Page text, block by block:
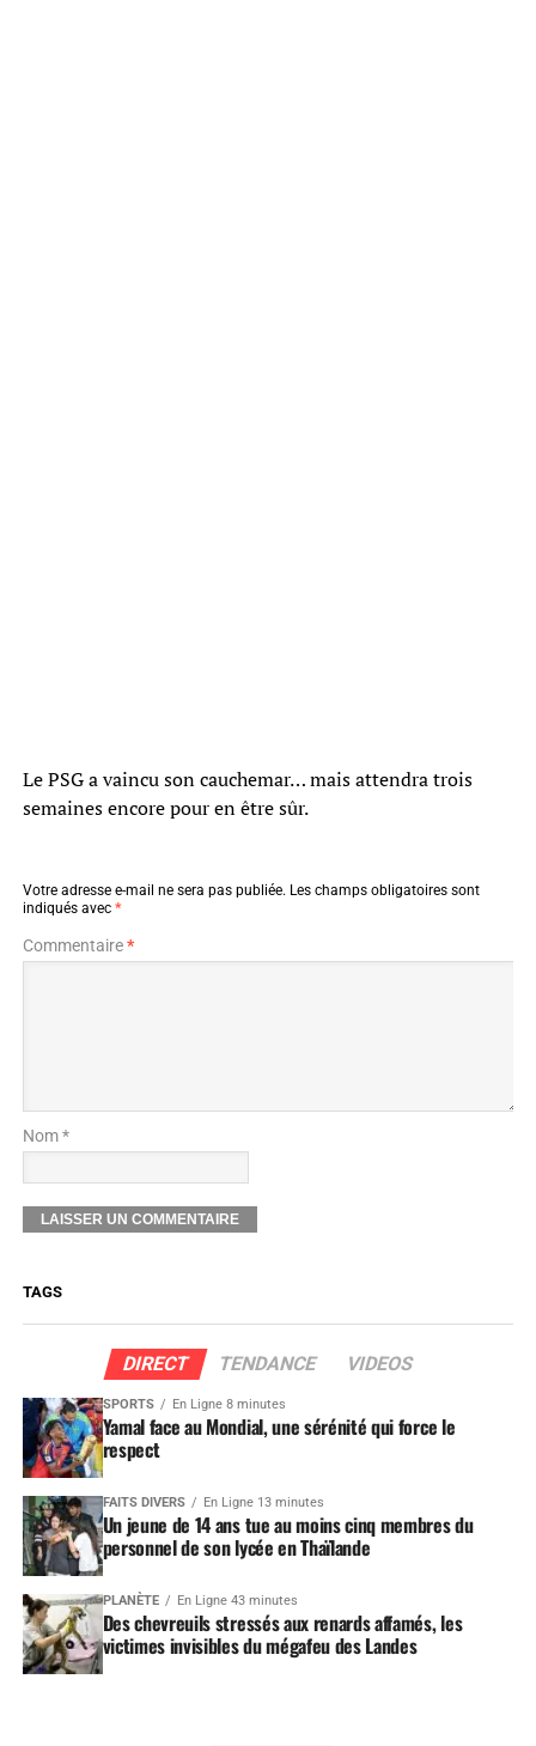
Le PSG a vaincu son cauchemar… mais attendra trois
semaines encore pour en être sûr.
Votre adresse e-mail ne sera pas publiée. Les champs obligatoires sont
indiqués avec *
Commentaire*
Nom *
TAGS
DIRECT TENDANCE VIDEOS
SPORTS En Ligne 8 minutes
Yamal face au Mondial, une sérénité qui force le
respect
FAITS DIVERS En Ligne 13 minutes
Un jeune de 14 ans tue au moins cinq membres du
personnel de son lycée en Thaïlande
PLANÈTE En Ligne 43 minutes
Des chevreuils stressés aux renards affamés, les
victimes invisibles du mégafeu des Landes